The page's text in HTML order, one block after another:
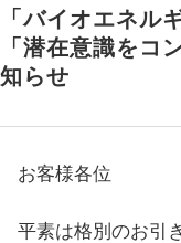
「バイオエネル
「潜在意識をコ
知らせ
お客様各位
平素は格別のお引